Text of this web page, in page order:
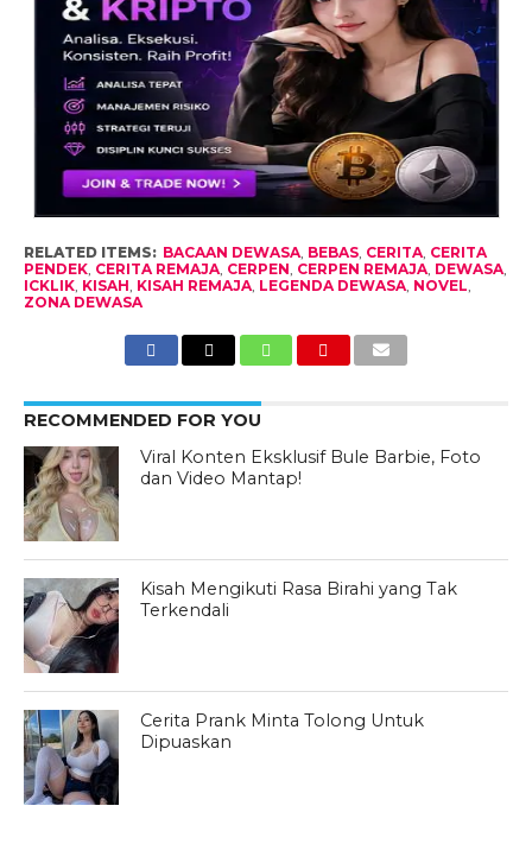
RELATED ITEMS: BACAAN DEWASA, BEBAS, CERITA, CERITA
PENDEK, CERITA REMAJA, CERPEN, CERPEN REMAJA, DEWASA,
ICKLIK, KISAH, KISAH REMAJA, LEGENDA DEWASA, NOVEL,
ZONA DEWASA
RECOMMENDED FOR YOU
Viral Konten Eksklusif Bule Barbie, Foto
dan Video Mantap!
Kisah Mengikuti Rasa Birahi yang Tak
Terkendali
Cerita Prank Minta Tolong Untuk
Dipuaskan